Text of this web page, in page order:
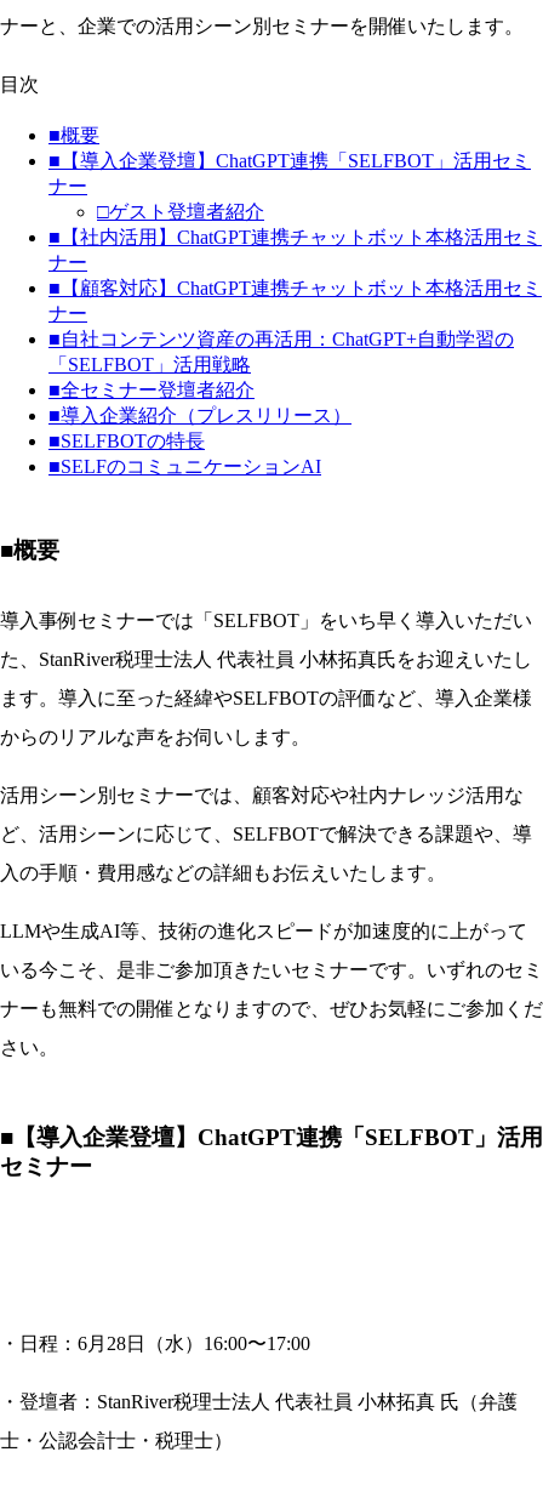
ナーと、企業での活用シーン別セミナーを開催いたします。
目次
■概要
■【導入企業登壇】ChatGPT連携「SELFBOT」活用セミ
ナー
□ゲスト登壇者紹介
■【社内活用】ChatGPT連携チャットボット本格活用セミ
ナー
■【顧客対応】ChatGPT連携チャットボット本格活用セミ
ナー
■自社コンテンツ資産の再活用：ChatGPT+自動学習の
「SELFBOT」活用戦略
■全セミナー登壇者紹介
■導入企業紹介（プレスリリース）
■SELFBOTの特長
■SELFのコミュニケーションAI
■概要
導入事例セミナーでは「SELFBOT」をいち早く導入いただい
た、StanRiver税理士法人 代表社員 小林拓真氏をお迎えいたし
ます。導入に至った経緯やSELFBOTの評価など、導入企業様
からのリアルな声をお伺いします。
活用シーン別セミナーでは、顧客対応や社内ナレッジ活用な
ど、活用シーンに応じて、SELFBOTで解決できる課題や、導
入の手順・費用感などの詳細もお伝えいたします。
LLMや生成AI等、技術の進化スピードが加速度的に上がって
いる今こそ、是非ご参加頂きたいセミナーです。いずれのセミ
ナーも無料での開催となりますので、ぜひお気軽にご参加くだ
さい。
■ 【導入企業登壇】ChatGPT連携「SELFBOT」活用
セミナー
・日程：6月28日（水）16:00〜17:00
・登壇者：StanRiver税理士法人 代表社員 小林拓真 氏（弁護
士・公認会計士・税理士）